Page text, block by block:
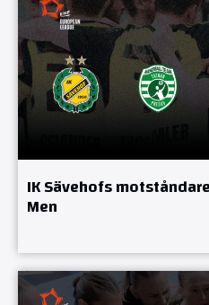
IK Sävehofs
Men